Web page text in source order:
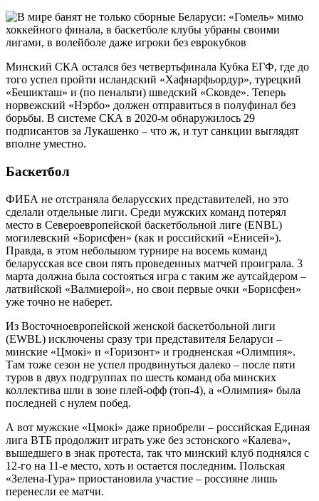
Минский СКА остался без четвертьфинала Кубка ЕГФ, где до
того успел пройти исландский «Хафнарфьордур», турецкий
«Бешикташ» и (по пенальти) шведский «Сковде». Теперь
норвежский «Нэрбо» должен отправиться в полуфинал без
борьбы. В системе СКА в 2020-м обнаружилось 29
подписантов за Лукашенко – что ж, и тут санкции выглядят
вполне уместно.
Баскетбол
ФИБА не отстраняла беларусских представителей, но это
сделали отдельные лиги. Среди мужских команд потерял
место в Североевропейской баскетбольной лиге (ENBL)
могилевский «Борисфен» (как и российский «Енисей»).
Правда, в этом небольшом турнире на восемь команд
беларусская все свои пять проведенных матчей проиграла. 3
марта должна была состояться игра с таким же аутсайдером –
латвийской «Валмиерой», но свои первые очки «Борисфен»
уже точно не наберет.
Из Восточноевропейской женской баскетбольной лиги
(EWBL) исключены сразу три представителя Беларуси –
минские «Цмокi» и «Горизонт» и гродненская «Олимпия».
Там тоже сезон не успел продвинуться далеко – после пяти
туров в двух подгруппах по шесть команд оба минских
коллектива шли в зоне плей-офф (топ-4), а «Олимпия» была
последней с нулем побед.
А вот мужские «Цмокi» даже приобрели – российская Единая
лига ВТБ продолжит играть уже без эстонского «Калева»,
вышедшего в знак протеста, так что минский клуб поднялся с
12-го на 11-е место, хоть и остается последним. Польская
«Зелена-Гура» приостановила участие – россияне лишь
перенесли ее матчи.